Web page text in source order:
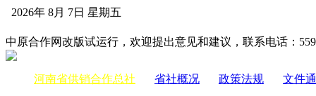
2026年 8月 7日 星期五
中原合作网改版试运行，欢迎提出意见和建议，联系电话：
河南省供销合作总社 省社概况 政策法规 文件